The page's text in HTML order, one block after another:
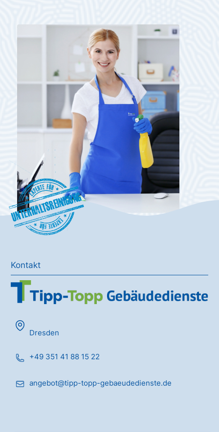
Unterhaltsreinigung
Kontakt
Dresden
+49 351 41 88 15 22
angebot@tipp-topp-gebaeudedienste.de